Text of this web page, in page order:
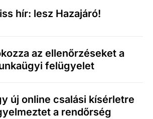
hír: lesz Hazajáró!
az ellenőrzéseket a
felügyelet
új online csalási kísérletre
a rendőrség